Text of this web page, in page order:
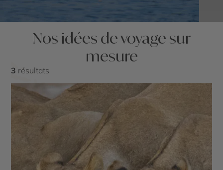
Nos idées de voyage sur
mesure
3 résultats